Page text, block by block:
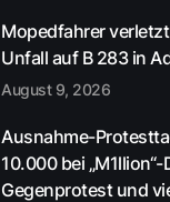
Mopedfahrer
Unfall auf B 283 in
August 9, 2026
Ausnahme-
10.000 bei
Gegenprotest und